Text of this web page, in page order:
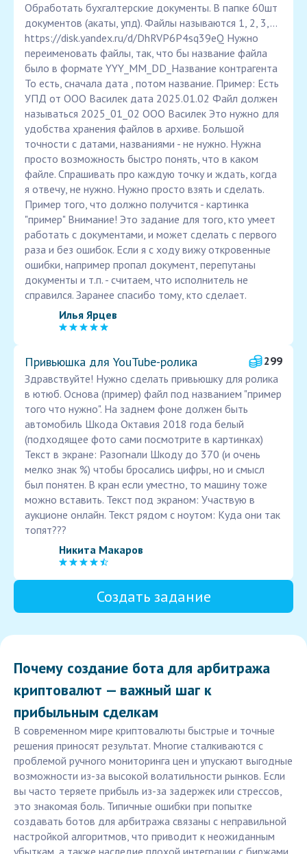
Обработать бухгалтерские документы. В папке 60шт
документов (акаты, упд). Файлы называются 1, 2, 3,...
https://disk.yandex.ru/d/DhRVP6P4sq39eQ Нужно
переименовать файлы, так, что бы название файла
было в формате YYY_MM_DD_Название контрагента
То есть, сначала дата , потом название. Пример: Есть
УПД от ООО Василек дата 2025.01.02 Файл должен
называться 2025_01_02 ООО Василек Это нужно для
удобства хранения файлов в архиве. Большой
точности с датами, названиями - не нужно. Нужна
просто возможность быстро понять, что в каком
файле. Спрашивать про каждую точку и ждать, когда
я отвечу, не нужно. Нужно просто взять и сделать.
Пример того, что должно получится - картинка
"пример" Внимание! Это задание для того, кто умеет
работать с документами, и может сделать с первого
раза и без ошибок. Если я с ходу вижу откровенные
ошибки, например пропал документ, перепутаны
документы и т.п. - считаем, что исполнитель не
справился. Заранее спасибо тому, кто сделает.
Илья Ярцев
Привьюшка для YouTube-ролика
299
Здравствуйте! Нужно сделать привьюшку для ролика
в ютюб. Основа (пример) файл под названием "пример
того что нужно". На заднем фоне должен быть
автомобиль Шкода Октавия 2018 года белый
(подходящее фото сами посмотрите в картинках)
Текст в экране: Разогнали Шкоду до 370 (и очень
мелко знак %) чтобы бросались цифры, но и смысл
был понятен. В кран если уместно, то машину тоже
можно вставить. Текст под экраном: Участвую в
аукционе онлайн. Текст рядом с ноутом: Куда они так
топят???
Никита Макаров
Создать задание
Почему создание бота для арбитража
криптовалют — важный шаг к
прибыльным сделкам
В современном мире криптовалюты быстрые и точные
решения приносят результат. Многие сталкиваются с
проблемой ручного мониторинга цен и упускают выгодные
возможности из-за высокой волатильности рынков. Если
вы часто теряете прибыль из-за задержек или стрессов,
это знакомая боль. Типичные ошибки при попытке
создавать ботов для арбитража связаны с неправильной
настройкой алгоритмов, что приводит к неожиданным